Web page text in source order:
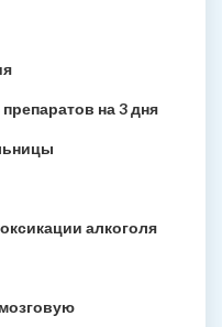
на 3 дня
алкоголя